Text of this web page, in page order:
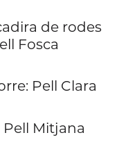
de rodes
Fosca
Pell Clara
Mitjana